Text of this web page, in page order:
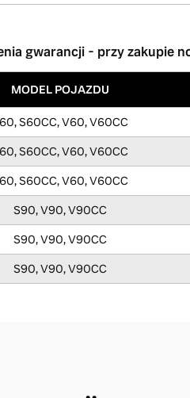
gwarancji - przy zakupie
MODEL POJAZDU
S60CC, V60, V60CC
S60CC, V60, V60CC
S60CC, V60, V60CC
S90, V90, V90CC
S90, V90, V90CC
S90, V90, V90CC